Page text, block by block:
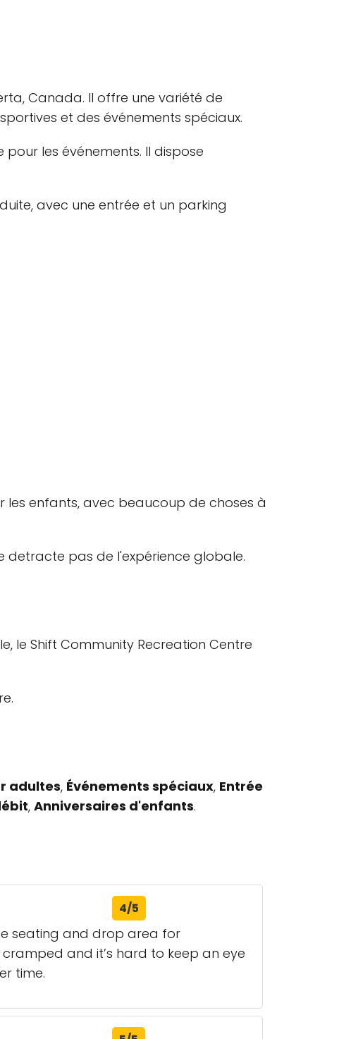
Canada. Il offre une variété de
et des événements spéciaux.
les événements. Il dispose
avec une entrée et un parking
les enfants, avec beaucoup de choses à
detracte pas de l'expérience globale.
le Shift Community Recreation Centre
adultes, Événements spéciaux, Entrée
, Anniversaires d'enfants.
4/5
seating and drop area for
and it’s hard to keep an eye
time.